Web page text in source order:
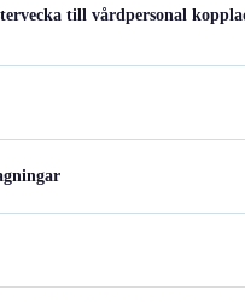
till vårdpersonal